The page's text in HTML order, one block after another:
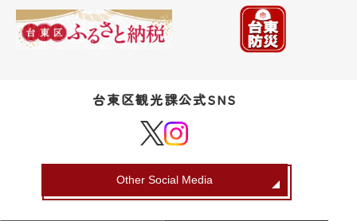
台東区観光課公式SNS
Other Social Media